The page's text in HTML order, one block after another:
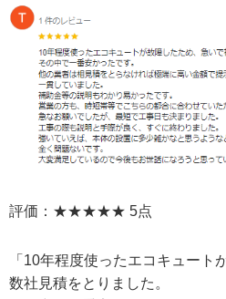
評価：★★★★★ 5点
「10年程度使ったエコキュート
数社見積をとりました。